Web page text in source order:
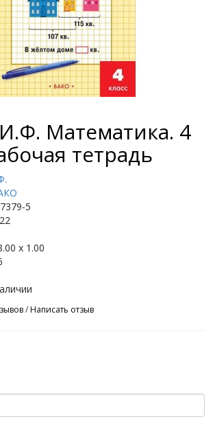
Математика. 4
тетрадь
5
x 1.00
/Написать отзыв